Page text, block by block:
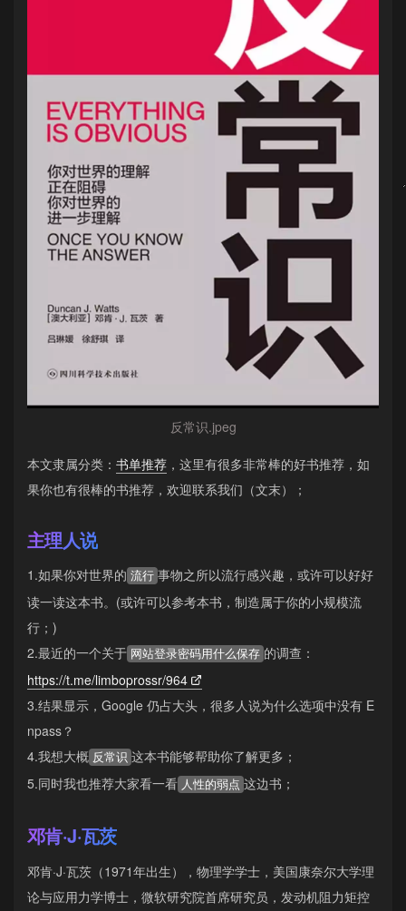
反常识.jpeg
本文隶属分类： 书单推荐 ，这里有很多非常棒的好书推荐，如
果你也有很棒的书推荐，欢迎联系我们（文末）；
主理人说
1.如果你对世界的 流行 事物之所以流行感兴趣，或许可以好好
读一读这本书。(或许可以参考本书，制造属于你的小规模流
行；)
2.最近的一个关于 网站登录密码用什么保存 的调查：
https://t.me/limboprossr/964
3.结果显示，Google 仍占大头，很多人说为什么选项中没有 E
npass？
4.我想大概 反常识 这本书能够帮助你了解更多；
5.同时我也推荐大家看一看 人性的弱点 这边书；
邓肯·J·瓦茨
邓肯·J·瓦茨（1971年出生），物理学学士，美国康奈尔大学理
论与应用力学博士，微软研究院首席研究员，发动机阻力矩控